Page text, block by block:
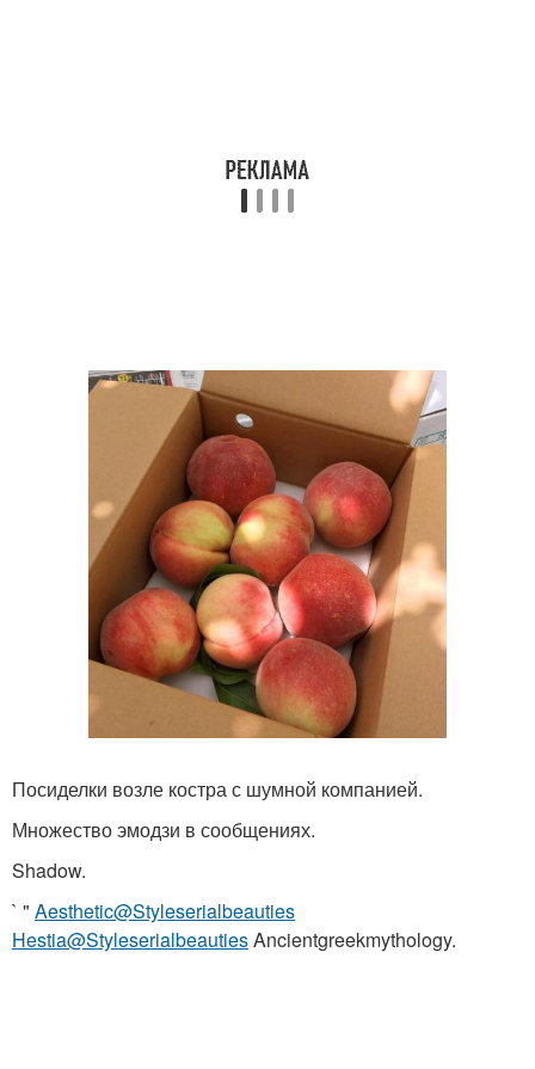
Посиделки возле костра с шумной компанией.
Множество эмодзи в сообщениях.
Shadow.
` " Aesthetic@Styleserialbeauties
Hestia@StyleserialbeautiesAncientgreekmythology.